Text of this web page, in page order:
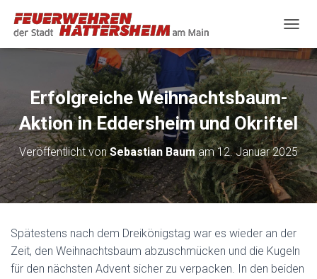
A
V
I
G
A
T
I
O
N
U
M
S
A
L
T
Erfolgreiche Weihnachtsbaum-
Aktion in Eddersheim und Okriftel
Veröffentlicht vonSebastian Baumam12. Januar 2025
Spätestens nach dem Dreikönigstag war es wieder an der
Zeit, den Weihnachtsbaum abzuschmücken und die Kugeln
für den nächsten Advent sicher zu verpacken. In den beiden